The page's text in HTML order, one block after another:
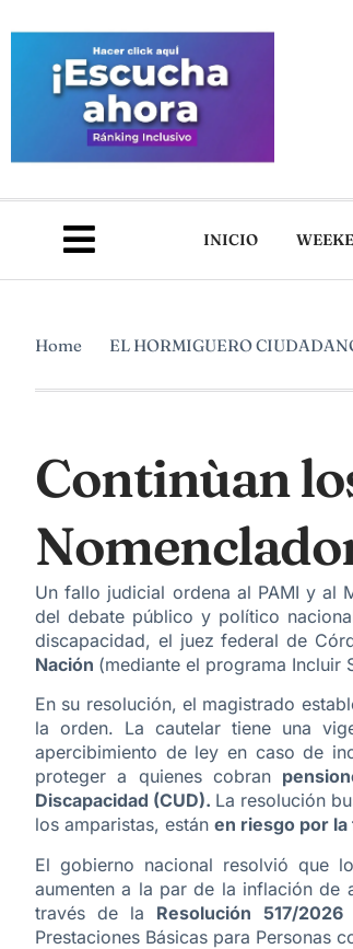
INICIO
Home EL HORMIGUERO
Continùan
Un fallo judicial ordena al PAMI y al
del debate público y político
discapacidad, el juez federal de
Nación (mediante el programa Incluir
En su resolución, el magistrado
la orden. La cautelar tiene una
apercibimiento de ley en caso de
proteger a quienes cobran
Discapacidad (CUD). La resolución
los amparistas, están en riesgo por la
El gobierno nacional resolvió que
aumenten a la par de la inflación de
través de la Resolución 517/
Prestaciones Básicas para Personas